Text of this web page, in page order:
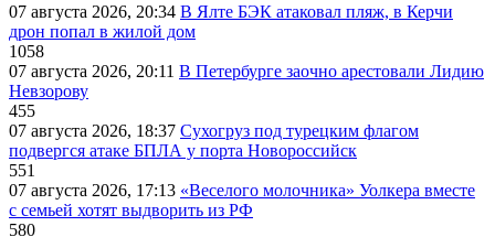
07 августа 2026, 20:34 В Ялте БЭК атаковал пляж, в Керчи
дрон попал в жилой дом
1058
07 августа 2026, 20:11 В Петербурге заочно арестовали Лидию
Невзорову
455
07 августа 2026, 18:37 Сухогруз под турецким флагом
подвергся атаке БПЛА у порта Новороссийск
551
07 августа 2026, 17:13 «Веселого молочника» Уолкера вместе
с семьей хотят выдворить из РФ
580